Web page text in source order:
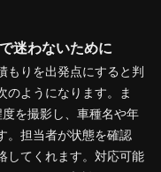
迷わないために
もりを出発点にすると判
のようになります。ま
を撮影し、車種名や年
。担当者が状態を確認
してくれます。対応可能